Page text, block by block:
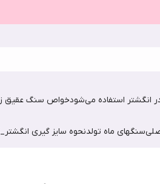
انگشتر استفاده می‌شودخواص سنگ عقیق
سنگهای ماه تولدنحوه سایز گیری